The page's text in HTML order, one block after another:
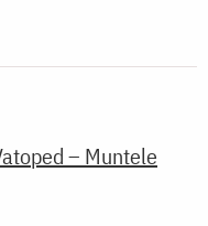
– Muntele